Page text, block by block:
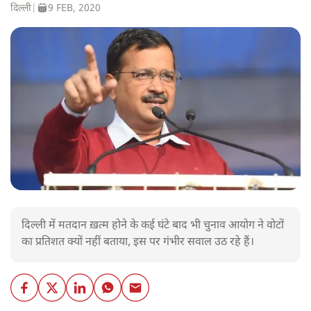
दिल्ली 9 FEB, 2020
दिल्ली में मतदान ख़त्म होने के कई घंटे बाद भी चुनाव आयोग ने वोटों
का प्रतिशत क्यों नहीं बताया, इस पर गंभीर सवाल उठ रहे हैं।